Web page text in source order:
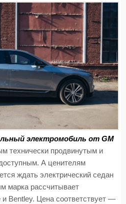
электромобиль от GM
технически продвинутым и
А ценителям
ждать электрический седан
марка рассчитывает
Bentley. Цена соответствует —